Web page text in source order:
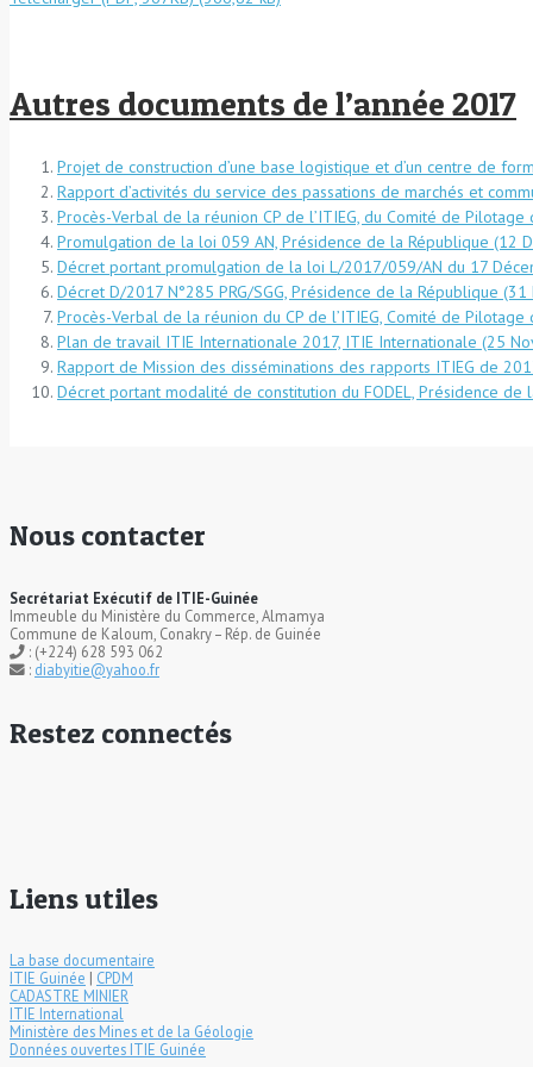
Autres documents de l’année 2017
Projet de construction d’une base logistique et d’un centre de
Rapport d’activités du service des passations de marchés et
Procès-Verbal de la réunion CP de l’ITIEG, du Comité de
Promulgation de la loi 059 AN, Présidence de la République (12
Décret portant promulgation de la loi L/2017/059/AN du 17
Décret D/2017 N°285 PRG/SGG, Présidence de la République
Procès-Verbal de la réunion du CP de l’ITIEG, Comité de Pilotage
Plan de travail ITIE Internationale 2017, ITIE Internationale (25
Rapport de Mission des disséminations des rapports ITIEG de
Décret portant modalité de constitution du FODEL, Présidence
Nous contacter
Secrétariat Exécutif de ITIE-Guinée
Immeuble du Ministère du Commerce, Almamya
Commune de Kaloum, Conakry – Rép. de Guinée
: (+224) 628 593 062
: diabyitie@yahoo.fr
Restez connectés
Liens utiles
La base documentaire
ITIE Guinée | CPDM
CADASTRE MINIER
ITIE International
Ministère des Mines et de la Géologie
Données ouvertes ITIE Guinée